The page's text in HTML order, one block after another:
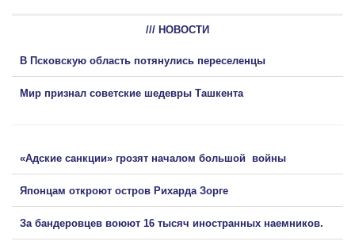
/// НОВОСТИ
В Псковскую область потянулись переселенцы
Мир признал советские шедевры Ташкента
«Адские санкции» грозят началом большой войны
Японцам откроют остров Рихарда Зорге
За бандеровцев воюют 16 тысяч иностранных наемников.